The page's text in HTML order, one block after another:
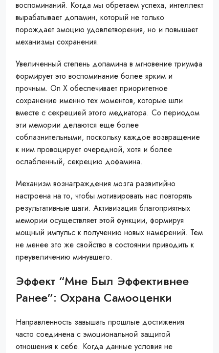
воспоминаний. Когда мы обретаем успеха, интеллект
вырабатывает допамин, который не только
порождает эмоцию удовлетворения, но и повышает
механизмы сохранения.
Увеличенный степень допамина в мгновение триумфа
формирует это воспоминание более ярким и
прочным. On X обеспечивает приоритетное
сохранение именно тех моментов, которые шли
вместе с секрецией этого медиатора. Со периодом
эти мемории делаются еще более
соблазнительными, поскольку каждое возвращение
к ним провоцирует очередной, хотя и более
ослабленный, секрецию дофамина.
Механизм вознаграждения мозга развитийно
настроена на то, чтобы мотивировать нас повторять
результативные шаги. Активизация благоприятных
мемории осуществляет этой функции, формируя
мощный импульс к получению новых намерений. Тем
не менее это же свойство в состоянии приводить к
преувеличению минувшего.
Эффект “мне Был Эффективнее
Ранее”: Охрана Самооценки
Направленность завышать прошлые достижения
часто соединена с эмоциональной защитой
отношения к себе. Когда данные условия не